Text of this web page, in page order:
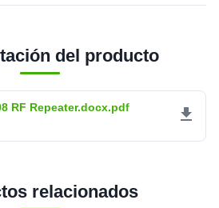
del producto
RF Repeater.docx.pdf
relacionados